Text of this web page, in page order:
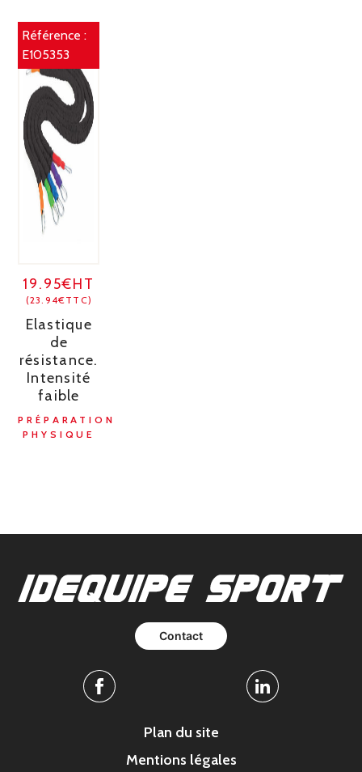
Référence :
E105353
19.95€HT
(23.94€TTC)
Elastique
de
résistance.
Intensité
faible
PRÉPARATION
PHYSIQUE
Contact
Facebook Linkedin
Plan du site
Mentions légales